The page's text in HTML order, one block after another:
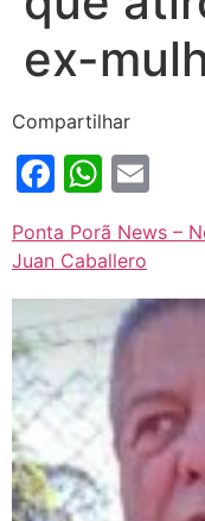
ex-
Compartilhar
Ponta Porã News –
Juan Caballero